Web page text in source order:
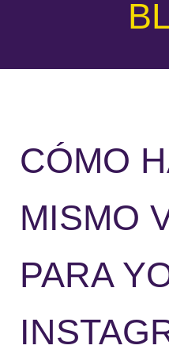
CÓMO
MISMO
PARA